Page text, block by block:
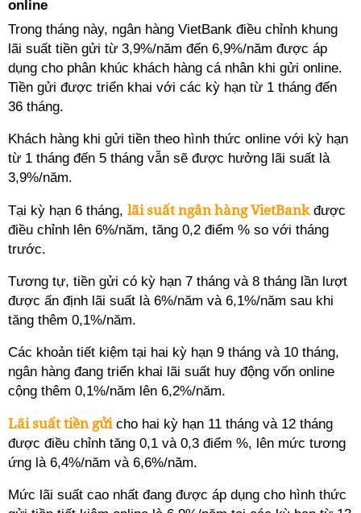
online
Trong tháng này, ngân hàng VietBank điều chỉnh khung
lãi suất tiền gửi từ 3,9%/năm đến 6,9%/năm được áp
dụng cho phân khúc khách hàng cá nhân khi gửi online.
Tiền gửi được triển khai với các kỳ hạn từ 1 tháng đến
36 tháng.
Khách hàng khi gửi tiền theo hình thức online với kỳ hạn
từ 1 tháng đến 5 tháng vẫn sẽ được hưởng lãi suất là
3,9%/năm.
Tại kỳ hạn 6 tháng, lãi suất ngân hàng VietBankđược
điều chỉnh lên 6%/năm, tăng 0,2 điểm % so với tháng
trước.
Tương tự, tiền gửi có kỳ hạn 7 tháng và 8 tháng lần lượt
được ấn định lãi suất là 6%/năm và 6,1%/năm sau khi
tăng thêm 0,1%/năm.
Các khoản tiết kiệm tại hai kỳ hạn 9 tháng và 10 tháng,
ngân hàng đang triển khai lãi suất huy động vốn online
cộng thêm 0,1%/năm lên 6,2%/năm.
Lãi suất tiền gửicho hai kỳ hạn 11 tháng và 12 tháng
được điều chỉnh tăng 0,1 và 0,3 điểm %, lên mức tương
ứng là 6,4%/năm và 6,6%/năm.
Mức lãi suất cao nhất đang được áp dụng cho hình thức